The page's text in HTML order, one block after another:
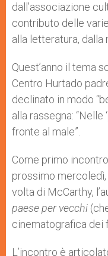
dall’associazione
contributo delle
alla letteratura, dalla
Quest’anno il tema
Centro Hurtado
declinato in modo
alla rassegna: “Nelle
fronte al male”.
Come primo
prossimo
volta di McCarthy,
paese per vecchi
cinematografica dei
L’incontro è